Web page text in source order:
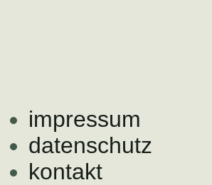
impressum
datenschutz
kontakt